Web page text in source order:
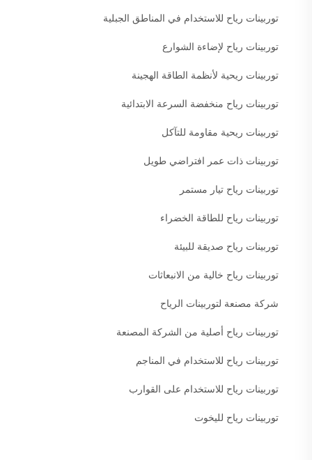
توربينات رياح للاستخدام في المناطق الجبلية
توربينات رياح لإضاءة الشوارع
توربينات ريحية لأنظمة الطاقة الهجينة
توربينات رياح منخفضة السرعة الابتدائية
توربينات ريحية مقاومة للتآكل
توربينات ذات عمر افتراضي طويل
توربينات رياح تيار مستمر
توربينات رياح للطاقة الخضراء
توربينات رياح صديقة للبيئة
توربينات رياح خالية من الانبعاثات
شركة مصنعة لتوربينات الرياح
توربينات رياح أصلية من الشركة المصنعة
توربينات رياح للاستخدام في المناجم
توربينات رياح للاستخدام على القوارب
توربينات رياح لليخوت